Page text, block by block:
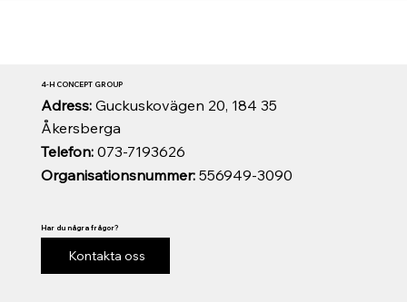
Organisationsnummer:556949-3090
Telefon:073-7193626
Adress: Guckuskovägen 20, 184 35
Åkersberga
4-H CONCEPT GROUP
Har du några frågor?
Kontakta oss